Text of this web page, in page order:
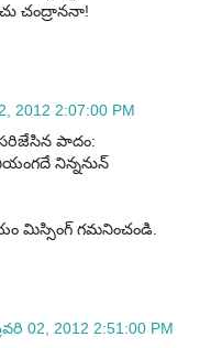
చంద్రాననా!
2012 2:07:00 PM
పాదం:
నిన్ననున్
మిస్సింగ్ గమనించండి.
02, 2012 2:51:00 PM